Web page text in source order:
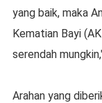
yang baik, maka
Kematian Bayi
serendah
Arahan yang